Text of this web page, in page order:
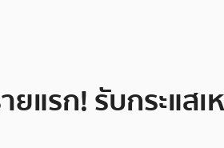
ยแรก! รับกระแส